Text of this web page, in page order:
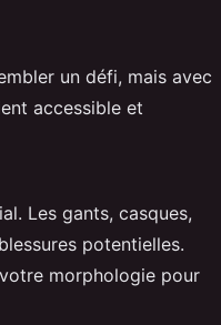
un défi, mais avec
accessible et
Les gants, casques,
potentielles.
morphologie pour